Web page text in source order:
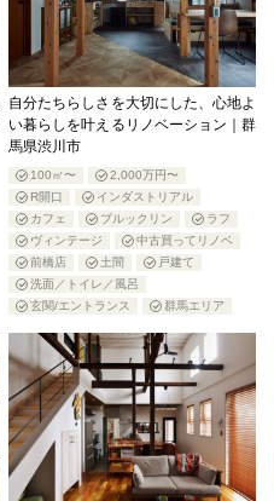
自分たちらしさを大切にした、心地よ
い暮らしを叶えるリノベーション｜群
馬県渋川市
100㎡〜
2,000万円〜
R開口
インダストリアル
カフェ
ブルックリン
ラフ
ヴィンテージ
中古買ってリノベ
前橋店
土間
戸建て
洗面／トイレ／風呂
玄関/エントランス
群馬エリア